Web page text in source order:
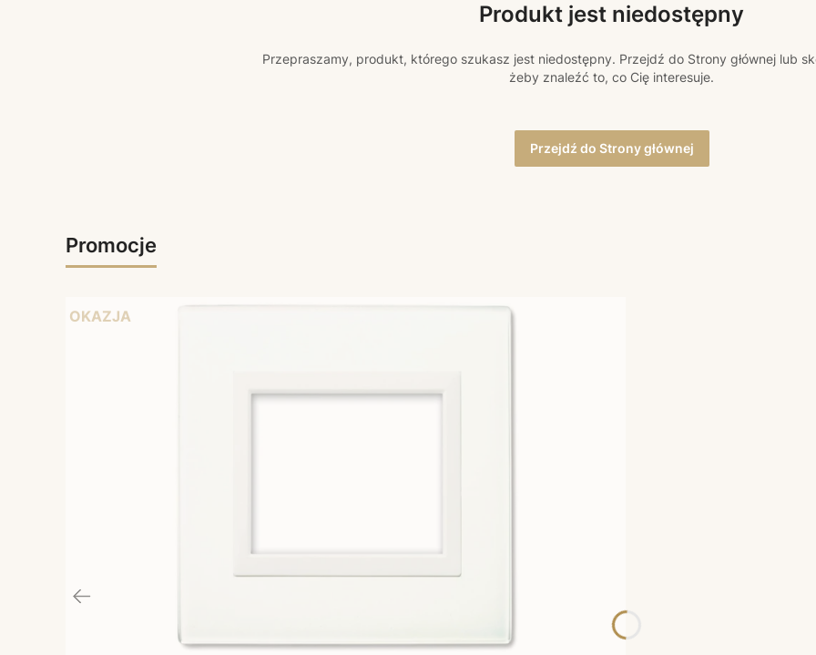
Produkt jest niedostępny
Przepraszamy, produkt, którego szukasz jest niedostępny. Przejdź do Strony głównej lub
żeby znaleźć to, co Cię interesuje.
Przejdź do Strony głównej
Promocje
OKAZJA